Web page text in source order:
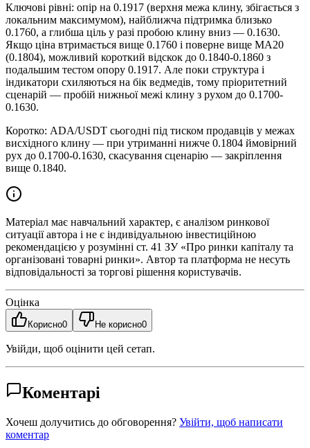
Ключові рівні: опір на 0.1917 (верхня межа клину, збігається з
локальним максимумом), найближча підтримка близько
0.1760, а глибша ціль у разі пробою клину вниз — 0.1630.
Якщо ціна втримається вище 0.1760 і поверне вище MA20
(0.1804), можливий короткий відскок до 0.1840-0.1860 з
подальшим тестом опору 0.1917. Але поки структура і
індикатори схиляються на бік ведмедів, тому пріоритетний
сценарій — пробій нижньої межі клину з рухом до 0.1700-
0.1630.
Коротко: ADA/USDT сьогодні під тиском продавців у межах
висхідного клину — при утриманні нижче 0.1804 ймовірний
рух до 0.1700-0.1630, скасування сценарію — закріплення
вище 0.1840.
Матеріал має навчальний характер, є аналізом ринкової
ситуації автора і не є індивідуальною інвестиційною
рекомендацією у розумінні ст. 41 ЗУ «Про ринки капіталу та
організовані товарні ринки». Автор та платформа не несуть
відповідальності за торгові рішення користувачів.
Оцінка
Корисно0 Не корисно0
Увійди, щоб оцінити цей сетап.
Коментарі
Хочеш долучитись до обговорення? Увійти, щоб написати
коментар